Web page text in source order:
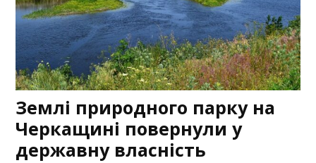
Землі природного парку на
Черкащині повернули у
державну власність